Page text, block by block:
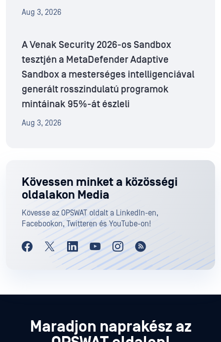
Aug 3, 2026
A Venak Security 2026-os Sandbox
tesztjén a MetaDefender Adaptive
Sandbox a mesterséges intelligenciával
generált rosszindulatú programok
mintáinak 95%-át észleli
Aug 3, 2026
Kövessen minket a közösségi
oldalakon Media
Kövesse az OPSWAT oldalt a LinkedIn-en,
Facebookon, Twitteren és YouTube-on!
Maradjon naprakész az